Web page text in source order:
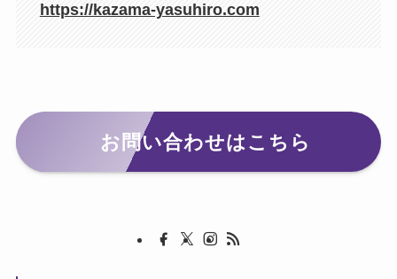
https://kazama-yasuhiro.com
お問い合わせはこちら